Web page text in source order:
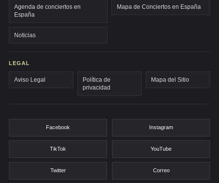
Agenda de conciertos en
España
Mapa de Conciertos en España
Noticias
LEGAL
Aviso Legal
Política de
privacidad
Mapa del Sitio
Facebook Instagram
TikTok YouTube
Twitter Correo